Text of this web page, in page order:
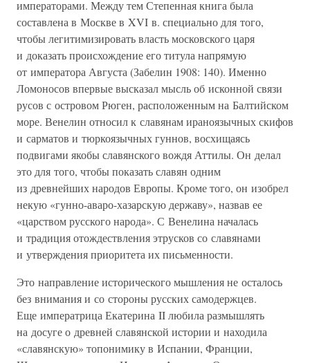
императорами. Между тем Степенная книга была
составлена в Москве в XVI в. специально для того,
чтобы легитимизировать власть московского царя
и доказать происхождение его титула напрямую
от императора Августа (Забелин 1908: 140). Именно
Ломоносов впервые высказал мысль об исконной связи
русов с островом Рюген, расположенным на Балтийском
море. Венелин относил к славянам ираноязычных скифов
и сарматов и тюркоязычных гуннов, восхищаясь
подвигами якобы славянского вождя Аттилы. Он делал
это для того, чтобы показать славян одним
из древнейших народов Европы. Кроме того, он изобрел
некую «гунно-аваро-хазарскую державу», назвав ее
«царством русского народа». С Венелина началась
и традиция отождествления этрусков со славянами
и утверждения приоритета их письменности.
Это направление исторического мышления не осталось
без внимания и со стороны русских самодержцев.
Еще императрица Екатерина II любила размышлять
на досуге о древней славянской истории и находила
«славянскую» топонимику в Испании, Франции,